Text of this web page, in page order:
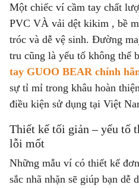
Một chiếc ví cầm tay chất
PVC VÀ vải dệt kikim , bề
tróc và dễ vệ sinh. Đường
tru cũng là yếu tố không thể
tay GUOO BEAR chính
sự tỉ mỉ trong khâu hoàn
điều kiện sử dụng tại Việt
Thiết kế tối giản – yếu tố
lỗi mốt
Những mẫu ví có thiết kế
sắc nhã nhặn sẽ giúp bạn dễ